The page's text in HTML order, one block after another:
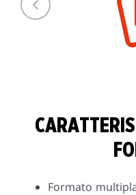
Formato